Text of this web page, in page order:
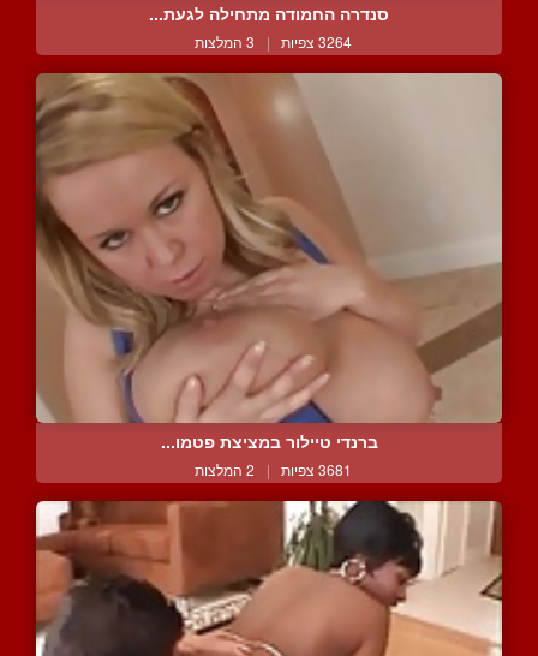
סנדרה החמודה מתחילה לגעת...
3264 צפיות | 3 המלצות
ברנדי טיילור במציצת פטמו...
3681 צפיות | 2 המלצות